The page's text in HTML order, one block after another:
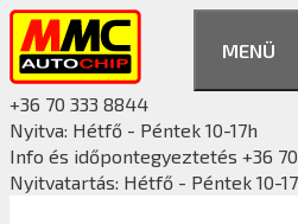
Kilépés
tartalomba
MENÜ
+36 70 333 8844
Nyitva: Hétfő - Péntek 10-17h
Info és időpontegyeztetés +36
Nyitvatartás: Hétfő - Péntek 10-